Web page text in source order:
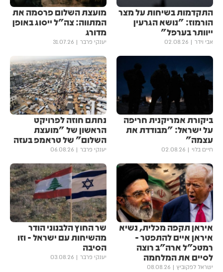
התקדמות בשיחות על מצר
הורמוז: "נושא הגרעין
ייוותר בערפל"
אבי וידר 02.08.26
מועצת השלום פרסמה את
המתווה: צה"ל ייסוג באופן
מדורג
יענקי פרבר 31.07.26
ביקורת אמריקנית חריפה
על ישראל: "מבודדת את
עצמה"
חיים בלוי 02.08.26
נחתם חוזה לפרויקט
הראשון של "מועצת
השלום" של טראמפ בעזה
יענקי פרבר 06.08.26
איראן תקפה מכלית, נשיא
איראן איים להתפטר -
רמטכ"ל ארה"ב רוצה
לסיים את המלחמה
ישראל לפקוביץ 08.08.26
שר החוץ הלבנוני הודר
מהשיחות עם ישראל - וזו
הסיבה
יענקי פרבר 03.08.26